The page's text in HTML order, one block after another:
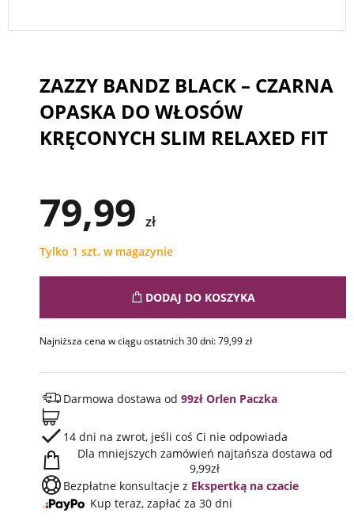
ZAZZY BANDZ BLACK – CZARNA
OPASKA DO WŁOSÓW
KRĘCONYCH SLIM RELAXED FIT
79,99 zł
Tylko 1 szt. w magazynie
DODAJ DO KOSZYKA
Najniższa cena w ciągu ostatnich 30 dni:79,99zł
Darmowa dostawa od 99zł Orlen Paczka
14 dni na zwrot, jeśli coś Ci nie odpowiada
Dla mniejszych zamówień najtańsza dostawa od
9,99zł
Bezpłatne konsultacje z Ekspertką na czacie
Kup teraz, zapłać za 30 dni